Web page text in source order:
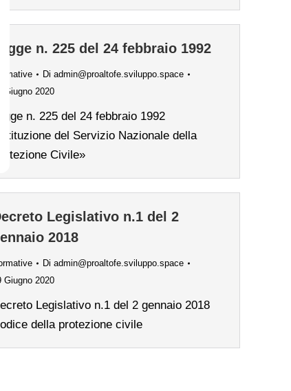
Legge n. 225 del 24 febbraio 1992
Di admin@proaltofe.sviluppo.space
Giugno 2020
n. 225 del 24 febbraio 1992
del Servizio Nazionale della
Civile»
Legislativo n.1 del 2
2018
Di admin@proaltofe.sviluppo.space
Giugno 2020
Legislativo n.1 del 2 gennaio 2018
della protezione civile